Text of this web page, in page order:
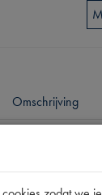
Omschrijving